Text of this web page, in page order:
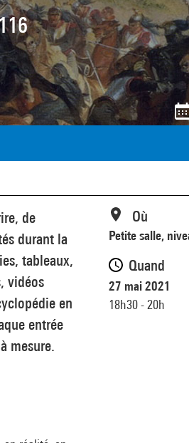
de
durant la
tableaux,
vidéos
en
entrée
mesure.
Où
Petite salle,
Quand
27 mai 2021
18h30 - 20h